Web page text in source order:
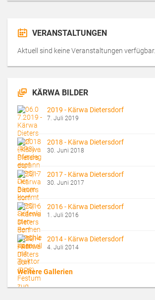
VERANSTALTUNGEN
Aktuell sind keine Veranstaltungen verfügbar.
KÄRWA BILDER
2019 - Kärwa Dietersdorf
7. Juli 2019
2018 - Kärwa Dietersdorf
30. Juni 2018
2017 - Kärwa Dietersdorf
30. Juni 2017
2016 - Kärwa Dietersdorf
1. Juli 2016
2014 - Kärwa Dietersdorf
4. Juli 2014
Weitere Gallerien